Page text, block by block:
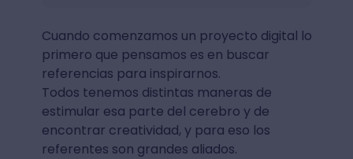
Cuando comenzamos un proyecto digital lo
primero que pensamos es en buscar
referencias para inspirarnos.
Todos tenemos distintas maneras de
estimular esa parte del cerebro y de
encontrar creatividad, y para eso los
referentes son grandes aliados.